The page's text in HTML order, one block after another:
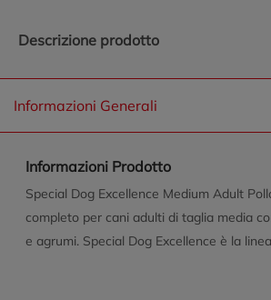
Descrizione prodotto
Informazioni Generali
Informazioni Prodotto
Special Dog Excellence Medium Adult
completo per cani adulti di taglia media
e agrumi. Special Dog Excellence è la